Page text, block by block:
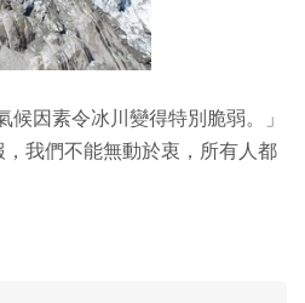
因素令冰川變得特別脆弱。」
我們不能無動於衷，所有人都